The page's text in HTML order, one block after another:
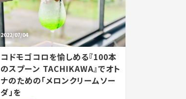
2022/07/04
コドモゴコロを愉しめる『100本
のスプーン TACHIKAWA』でオト
ナのための「メロンクリームソー
ダ」を